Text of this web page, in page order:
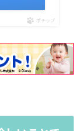
ポチップ